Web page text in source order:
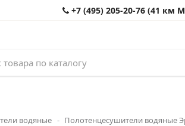
+7 (495) 205-20-76 (41 км
водяные Полотенцесушители водяные